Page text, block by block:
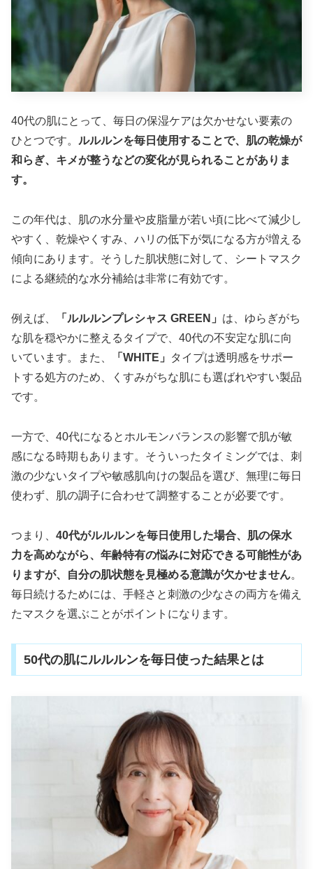
40代の肌にとって、毎日の保湿ケアは欠かせない要素の
ひとつです。 ルルルンを毎日使用することで、肌の乾燥が
和らぎ、キメが整うなどの変化が見られることがありま
す。
この年代は、肌の水分量や皮脂量が若い頃に比べて減少し
やすく、乾燥やくすみ、ハリの低下が気になる方が増える
傾向にあります。そうした肌状態に対して、シートマスク
による継続的な水分補給は非常に有効です。
例えば、 「ルルルンプレシャス GREEN」 は、ゆらぎがち
な肌を穏やかに整えるタイプで、40代の不安定な肌に向
いています。また、
「WHITE」
タイプは透明感をサポー
トする処方のため、くすみがちな肌にも選ばれやすい製品
です。
一方で、40代になるとホルモンバランスの影響で肌が敏
感になる時期もあります。そういったタイミングでは、刺
激の少ないタイプや敏感肌向けの製品を選び、無理に毎日
使わず、肌の調子に合わせて調整することが必要です。
つまり、 40代がルルルンを毎日使用した場合、肌の保水
力を高めながら、年齢特有の悩みに対応できる可能性があ
りますが、自分の肌状態を見極める意識が欠かせません。
毎日続けるためには、手軽さと刺激の少なさの両方を備え
たマスクを選ぶことがポイントになります。
50代の肌にルルルンを毎日使った結果とは